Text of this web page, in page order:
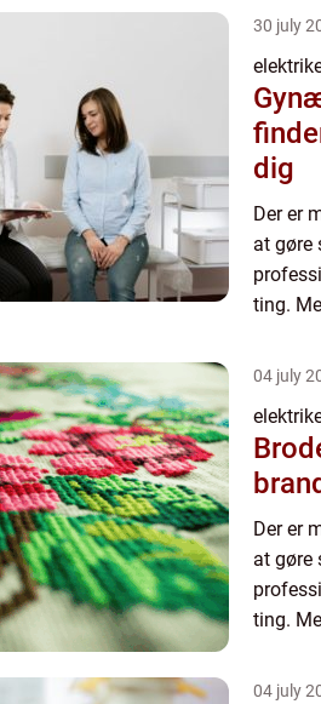
el-
30 july
dig
Der er
at gøre
ting.
el-
04 july
Der er
at gøre
ting.
el-
04 july